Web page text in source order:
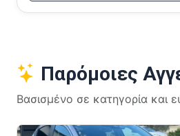
Παρόμοιες
Βασισμένο σε κατηγορία και